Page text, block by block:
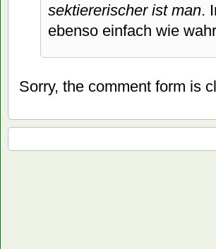
sektiererischer ist man.
ebenso einfach wie
Sorry, the comment form is